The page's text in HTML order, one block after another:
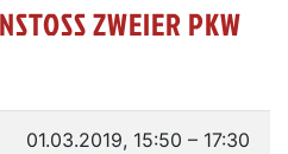
ZWEIER PKW A
01.03.2019, 15:50 – 17:30